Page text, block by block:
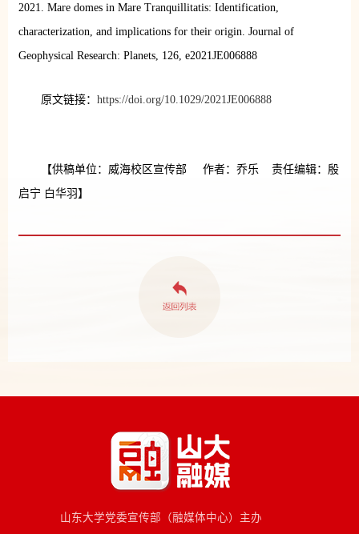
2021. Mare domes in Mare Tranquillitatis: Identification,
characterization, and implications for their origin. Journal of
Geophysical Research: Planets, 126, e2021JE006888
原文链接： https://doi.org/10.1029/2021JE006888
【供稿单位：威海校区宣传部 作者：乔乐 责任编辑：殷
启宁 白华羽】
山东大学党委宣传部（融媒体中心）主办